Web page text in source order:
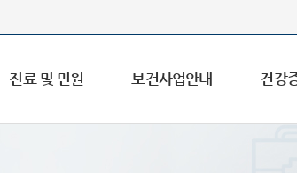
진료 및 민원 보건사업안내 건강